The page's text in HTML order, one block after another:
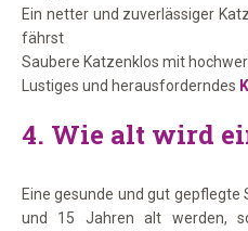
Ein netter und zuverlässiger
fährst
Saubere Katzenklos mit
Lustiges und herausforderndes
4. Wie alt wird
Eine gesunde und gut
und 15 Jahren alt werden,